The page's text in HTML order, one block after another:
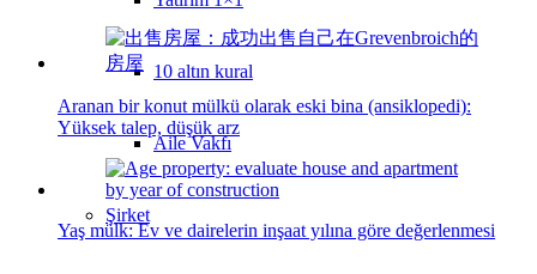
10 altın kural
Aile Vakfı
Şirket
Aranan bir konut mülkü olarak eski bina (ansiklopedi):
Yüksek talep, düşük arz
Yaş mülk: Ev ve dairelerin inşaat yılına göre değerlenmesi